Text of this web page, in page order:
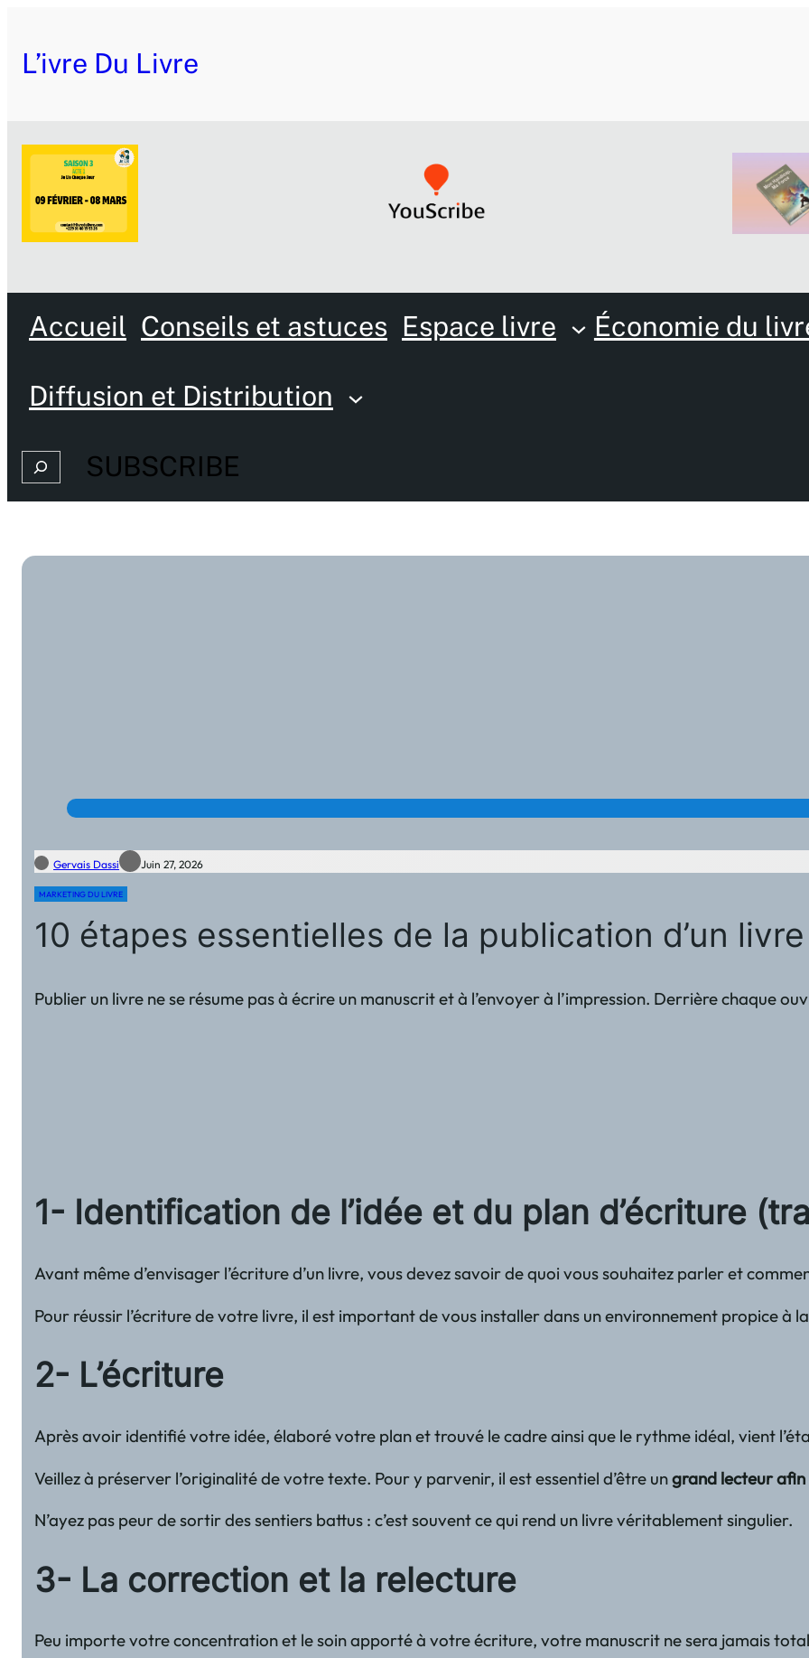
L’ivre Du Livre
Accueil Conseils et astuces Espace livre Économie du
Diffusion et Distribution
SearchSUBSCRIBE
Gervais Dassi Juin 27, 2026
MARKETING DU LIVRE
10 étapes essentielles de la publication d’un livre
Publier un livre ne se résume pas à écrire un manuscrit et à l’envoyer à l’impression. Derrière
1- Identification de l’idée et du plan d’écriture
Avant même d’envisager l’écriture d’un livre, vous devez savoir de quoi vous souhaitez parler et
Pour réussir l’écriture de votre livre, il est important de vous installer dans un environnement propice
2- L’écriture
Après avoir identifié votre idée, élaboré votre plan et trouvé le cadre ainsi que le rythme idéal, vient
Veillez à préserver l’originalité de votre texte. Pour y parvenir, il est essentiel d’être ungrand lecteur afin
N’ayez pas peur de sortir des sentiers battus : c’est souvent ce qui rend un livre véritablement singulier.
3- La correction et la relecture
Peu importe votre concentration et le soin apporté à votre écriture, votre manuscrit ne sera jamais